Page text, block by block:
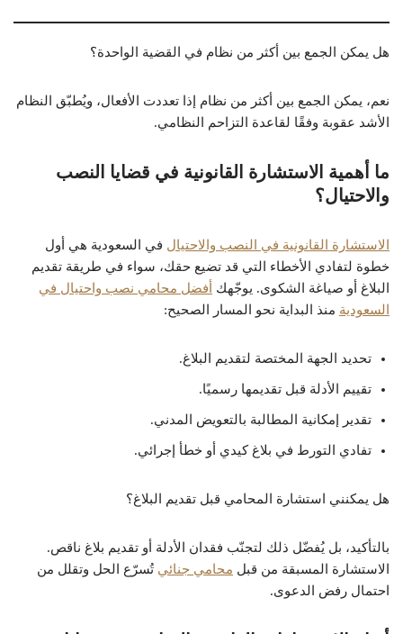
هل يمكن الجمع بين أكثر من نظام في القضية الواحدة؟
نعم، يمكن الجمع بين أكثر من نظام إذا تعددت الأفعال، ويُطبّق النظام
الأشد عقوبة وفقًا لقاعدة التزاحم النظامي.
ما أهمية الاستشارة القانونية في قضايا النصب
والاحتيال؟
الاستشارة القانونية في النصب والاحتيال في السعودية هي أول
خطوة لتفادي الأخطاء التي قد تضيع حقك، سواء في طريقة تقديم
البلاغ أو صياغة الشكوى. يوجّهك
أفضل محامي نصب واحتيال في
السعودية منذ البداية نحو المسار الصحيح:
تحديد الجهة المختصة لتقديم البلاغ.
تقييم الأدلة قبل تقديمها رسميًا.
تقدير إمكانية المطالبة بالتعويض المدني.
تفادي التورط في بلاغ كيدي أو خطأ إجرائي.
هل يمكنني استشارة المحامي قبل تقديم البلاغ؟
بالتأكيد، بل يُفضّل ذلك لتجنّب فقدان الأدلة أو تقديم بلاغ ناقص.
الاستشارة المسبقة من قبل محامي جنائي تُسرّع الحل وتقلل من
احتمال رفض الدعوى.